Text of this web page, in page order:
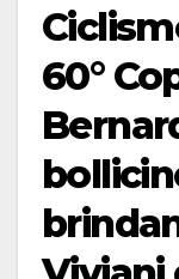
60°